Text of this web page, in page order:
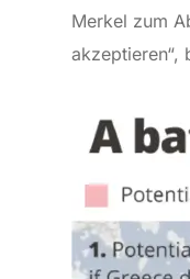
Merkel zum
akzeptieren“,